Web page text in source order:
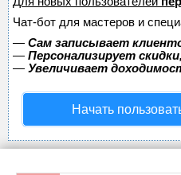
Чат-бот для мастеров и
— Сам записывает
— Персонализирует
— Увеличивает
Начать